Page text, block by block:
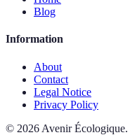
Blog
Information
About
Contact
Legal Notice
Privacy Policy
© 2026 Avenir Écologique.